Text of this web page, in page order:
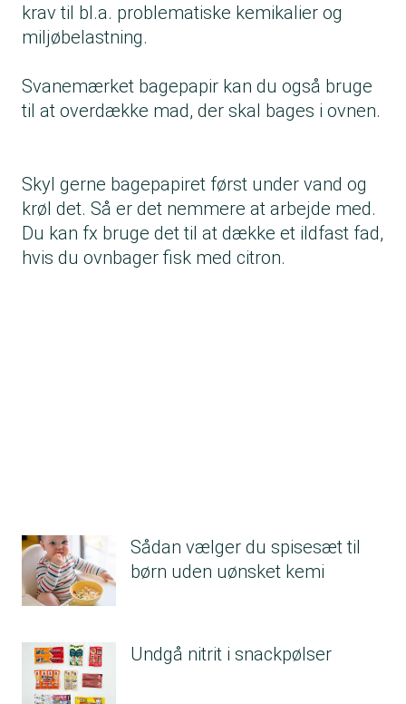
krav til bl.a. problematiske kemikalier og
miljøbelastning.
Svanemærket bagepapir kan du også bruge
til at overdække mad, der skal bages i ovnen.
Skyl gerne bagepapiret først under vand og
krøl det. Så er det nemmere at arbejde med.
Du kan fx bruge det til at dække et ildfast fad,
hvis du ovnbager fisk med citron.
Sådan vælger du spisesæt til
børn uden uønsket kemi
Undgå nitrit i snackpølser